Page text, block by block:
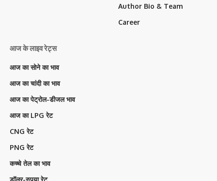
Author Bio & Team
Career
आज के लाइव रेट्स
आज का सोने का भाव
आज का चांदी का भाव
आज का पेट्रोल-डीजल भाव
आज का LPG रेट
CNG रेट
PNG रेट
कच्चे तेल का भाव